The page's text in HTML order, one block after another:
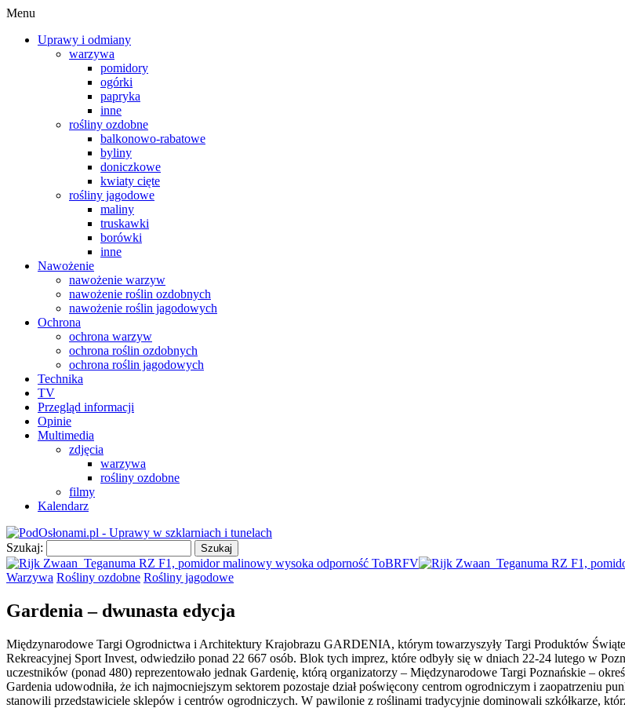
Menu
Uprawy i odmiany
warzywa
pomidory
ogórki
papryka
inne
rośliny ozdobne
balkonowo-rabatowe
byliny
doniczkowe
kwiaty cięte
rośliny jagodowe
maliny
truskawki
borówki
inne
Nawożenie
nawożenie warzyw
nawożenie roślin ozdobnych
nawożenie roślin jagodowych
Ochrona
ochrona warzyw
ochrona roślin ozdobnych
ochrona roślin jagodowych
Technika
TV
Przegląd informacji
Opinie
Multimedia
zdjęcia
warzywa
rośliny ozdobne
filmy
Kalendarz
Szukaj:
Warzywa Rośliny ozdobne Rośliny jagodowe
Gardenia – dwunasta edycja
Międzynarodowe Targi Ogrodnictwa i Architektury Krajobrazu GARDENIA, którym towarzyszyły Targi Produktów
Rekreacyjnej Sport Invest, odwiedziło ponad 22 667 osób. Blok tych imprez, które odbyły się w dniach 22-24 lutego w
uczestników (ponad 480) reprezentowało jednak Gardenię, którą organizatorzy – Międzynarodowe Targi Poznańskie –
Gardenia udowodniła, że ich najmocniejszym sektorem pozostaje dział poświęcony centrom ogrodniczym i zaopatrzeniu
stanowili przedstawiciele sklepów i centrów ogrodniczych. W pawilonie z roślinami tradycyjnie dominowali szkółkarze,